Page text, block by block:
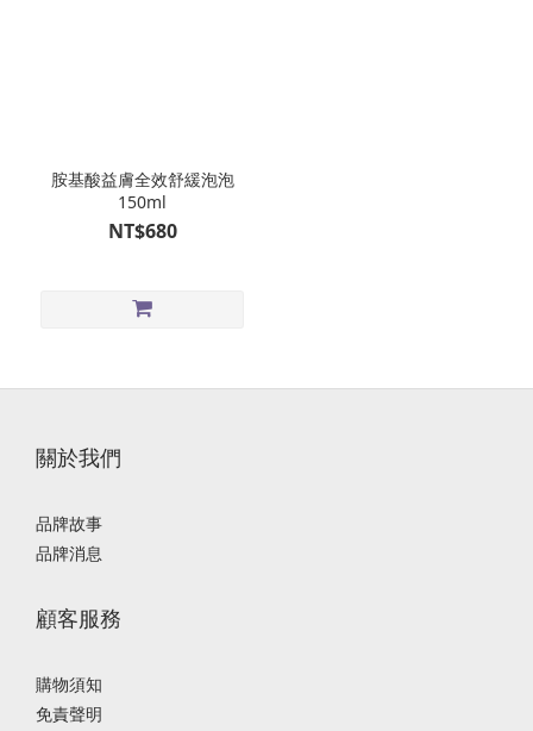
胺基酸益膚全效舒緩泡泡
150ml
NT$680
關於我們
品牌故事
品牌消息
顧客服務
購物須知
免責聲明